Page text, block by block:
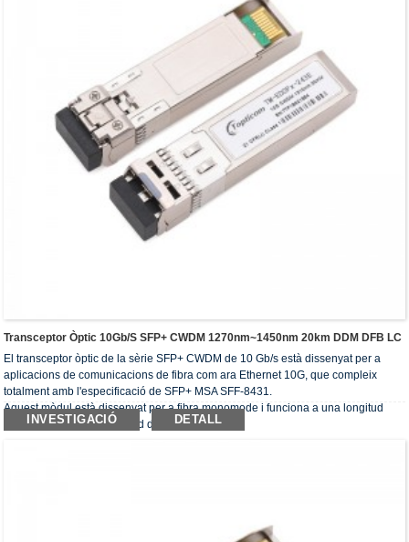
Transceptor Òptic 10Gb/s SFP+ CWDM 1270nm~1450nm 20km DDM DFB LC
El transceptor òptic de la sèrie SFP+ CWDM de 10 Gb/s està dissenyat per a
aplicacions de comunicacions de fibra com ara Ethernet 10G, que compleix
totalment amb l'especificació de SFP+ MSA SFF-8431.
Aquest mòdul està dissenyat per a fibra monomode i funciona a una longitud
d'ona nominal de la longitud d'ona CWDM.
INVESTIGACIÓ DETALL